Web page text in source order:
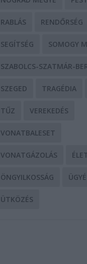
RABLÁS RENDŐRSÉG
SEGÍTSÉG SOMOGY
SZABOLCS-SZATMÁR-
SZEGED TRAGÉDIA
TŰZ VEREKEDÉS
VONATBALESET
VONATGÁZOLÁS
ÖNGYILKOSSÁG
ÜTKÖZÉS